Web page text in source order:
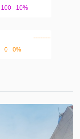
100 10%
0 0%